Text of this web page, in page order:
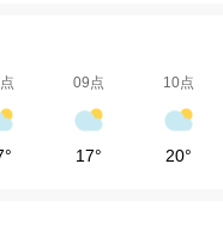
09点
17°
10点
20°